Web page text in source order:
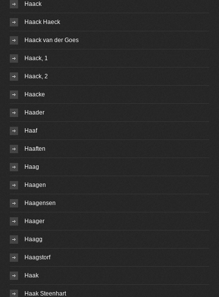
Haack
Haack Haeck
Haack van der Goes
Haack, 1
Haack, 2
Haacke
Haader
Haaf
Haaften
Haag
Haagen
Haagensen
Haager
Haagg
Haagstorf
Haak
Haak Steenhart